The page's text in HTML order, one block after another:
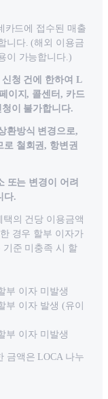
카드에 접수된 매출
니다. (해외 이용금
이 가능합니다.)
청 건에 한하여 L
이지, 콜센터, 카드
이 불가합니다.
환방식 변경으로,
로 철회권, 항변권
또는 변경이 어려
다.
의 건당 이용금액
경우 할부 이자가
기준 미충족 시 할
부 이자 미발생
이자 발생 (유이
부 이자 미발생
금액은 LOCA 나누